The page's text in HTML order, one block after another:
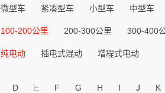
微型车 紧凑型车 小型车 中型车
100-200公里 200-300公里 300-400
纯电动 插电式混动 增程式电动
D E F G H I J K